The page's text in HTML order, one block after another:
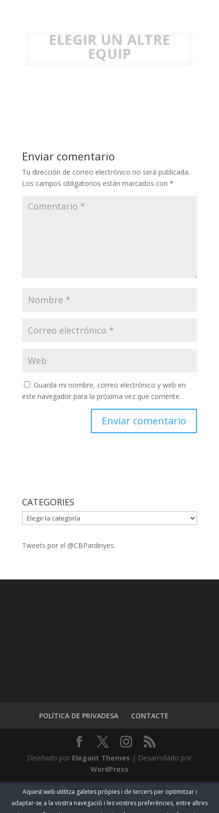
ELEGIR UN ALTRE
EQUIP
Enviar comentario
Tu dirección de correo electrónico no será publicada.
Los campos obligatorios están marcados con *
Guarda mi nombre, correo electrónico y web en
este navegador para la próxima vez que comente.
CATEGORIES
CATEGORIES
Tweets por el @CBPardinyes.
POLÍTICA DE PRIVADESA CONTACTE
Diseñado por Elegant Themes | Desarrollado por
WordPress
Aquest web utilitza galetes pròpies i de tercers per optimitzar i
adaptar-se a la vostra navegació i les vostres preferències, entre altres